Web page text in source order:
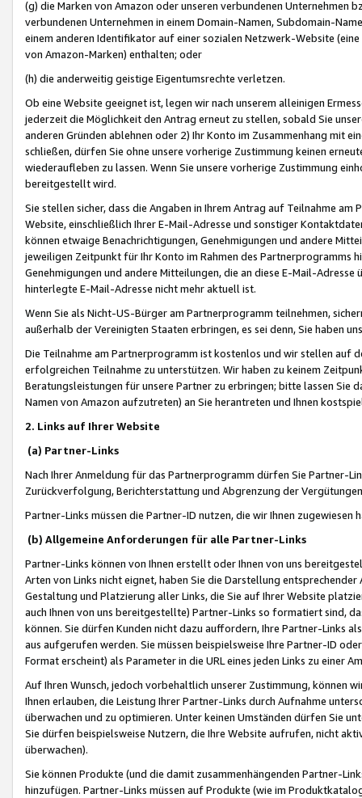
(g) die Marken von Amazon oder unseren verbundenen Unternehmen
verbundenen Unternehmen in einem Domain-Namen, Subdomain-
einem anderen Identifikator auf einer sozialen Netzwerk-Website
von Amazon-Marken) enthalten; oder
(h) die anderweitig geistige Eigentumsrechte verletzen.
Ob eine Website geeignet ist, legen wir nach unserem alleinigen
jederzeit die Möglichkeit den Antrag erneut zu stellen, sobald Sie
anderen Gründen ablehnen oder 2) Ihr Konto im Zusammenhang mit
schließen, dürfen Sie ohne unsere vorherige Zustimmung keinen
wiederaufleben zu lassen. Wenn Sie unsere vorherige Zustimmung
bereitgestellt wird.
Sie stellen sicher, dass die Angaben in Ihrem Antrag auf Teilnahme
Website, einschließlich Ihrer E-Mail-Adresse und sonstiger
können etwaige Benachrichtigungen, Genehmigungen und andere
jeweiligen Zeitpunkt für Ihr Konto im Rahmen des Partnerprogramms
Genehmigungen und andere Mitteilungen, die an diese E-Mail-
hinterlegte E-Mail-Adresse nicht mehr aktuell ist.
Wenn Sie als Nicht-US-Bürger am Partnerprogramm teilnehmen,
außerhalb der Vereinigten Staaten erbringen, es sei denn, Sie haben
Die Teilnahme am Partnerprogramm ist kostenlos und wir stellen auf
erfolgreichen Teilnahme zu unterstützen. Wir haben zu keinem
Beratungsleistungen für unsere Partner zu erbringen; bitte lassen Sie
Namen von Amazon aufzutreten) an Sie herantreten und Ihnen
2. Links auf Ihrer Website
(a) Partner-Links
Nach Ihrer Anmeldung für das Partnerprogramm dürfen Sie Partner-
Zurückverfolgung, Berichterstattung und Abgrenzung der
Partner-Links müssen die Partner-ID nutzen, die wir Ihnen zugewiesen
(b) Allgemeine Anforderungen für alle Partner-Links
Partner-Links können von Ihnen erstellt oder Ihnen von uns
Arten von Links nicht eignet, haben Sie die Darstellung
Gestaltung und Platzierung aller Links, die Sie auf Ihrer Website
auch Ihnen von uns bereitgestellte) Partner-Links so formatiert sind,
können. Sie dürfen Kunden nicht dazu auffordern, Ihre Partner-Links
aus aufgerufen werden. Sie müssen beispielsweise Ihre Partner-ID
Format erscheint) als Parameter in die URL eines jeden Links zu einer
Auf Ihren Wunsch, jedoch vorbehaltlich unserer Zustimmung, können
Ihnen erlauben, die Leistung Ihrer Partner-Links durch Aufnahme
überwachen und zu optimieren. Unter keinen Umständen dürfen Sie
Sie dürfen beispielsweise Nutzern, die Ihre Website aufrufen, nicht
überwachen).
Sie können Produkte (und die damit zusammenhängenden Partner-
hinzufügen. Partner-Links müssen auf Produkte (wie im